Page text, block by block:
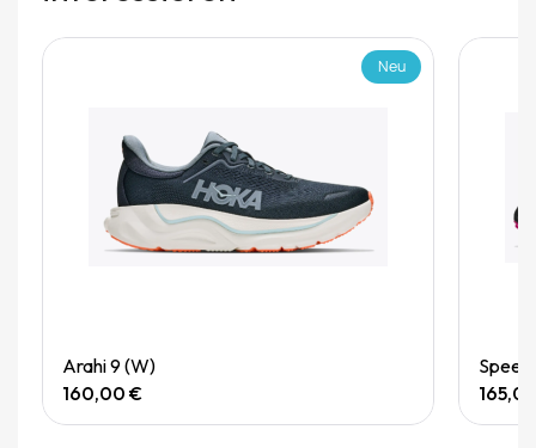
Neu
Arahi 9 (W)
160,00 €